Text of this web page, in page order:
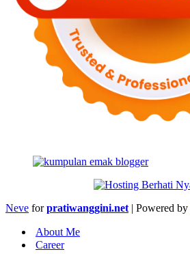
Neve forpratiwanggini.net | Powered by
About Me
Career